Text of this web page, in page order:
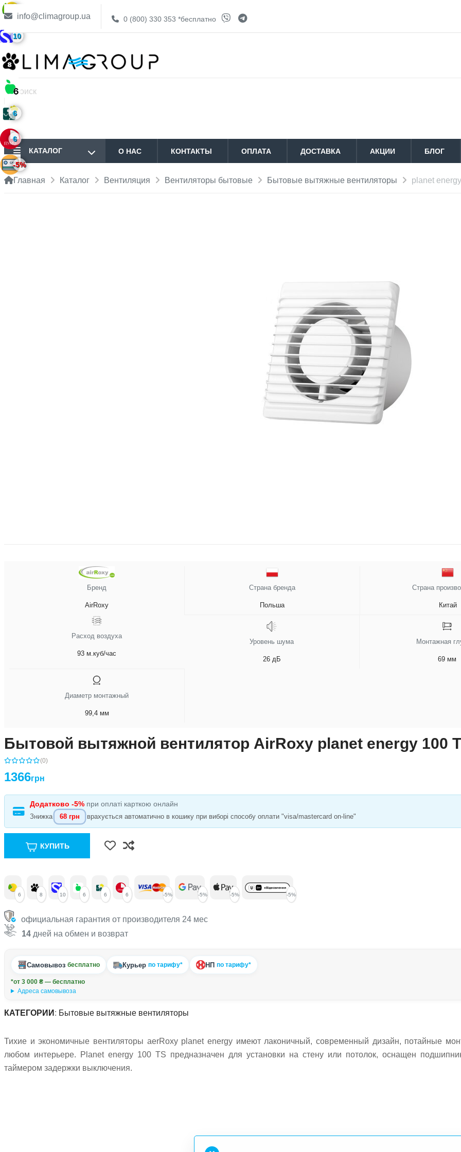
info@climagroup.ua 0 (800) 330 353 *бесплатно
КАТАЛОГ О НАС КОНТАКТЫ ОПЛАТА ДОСТАВКА АКЦИИ БЛОГ
Главная Каталог Вентиляция Вентиляторы бытовые Бытовые вытяжные вентиляторы planet
10
6
6
-5%
Бренд
AirRoxy
Страна бренда
Польша
Страна
Китай
Расход воздуха
93 м.куб/час
Уровень шума
26 дБ
Монтажная
69 мм
Диаметр монтажный
99,4 мм
Бытовой вытяжной вентилятор AirRoxy planet energy 100
(0)
1366грн
Додатково -5% при оплаті карткою онлайн
Знижка 68 грн врахується автоматично в кошику при виборі способу оплати "visa/mastercard on-line"
КУПИТЬ
6 8 10 6 6 6 -5% -5% -5% -5%
официальная гарантия от производителя 24 мес
14 дней на обмен и возврат
Самовывоз бесплатно Курьер по тарифу* НП по тарифу*
*от 3 000 ₴ — бесплатно
Адреса самовывоза
КАТЕГОРИИ : Бытовые вытяжные вентиляторы
Тихие и экономичные вентиляторы aerRoxy planet energy имеют лаконичный, современный дизайн, потайные
любом интерьере. Planet energy 100 TS предназначен для установки на стену или потолок, оснащен
таймером задержки выключения.